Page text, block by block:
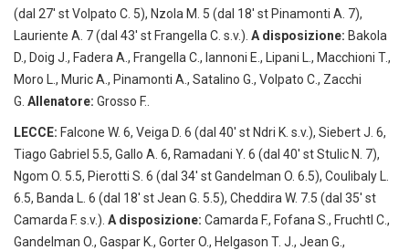
(dal 27′ st Volpato C. 5), Nzola M. 5 (dal 18′ st Pinamonti A. 7),
Lauriente A. 7 (dal 43′ st Frangella C. s.v.). A disposizione: Bakola
D., Doig J., Fadera A., Frangella C., Iannoni E., Lipani L., Macchioni T.,
Moro L., Muric A., Pinamonti A., Satalino G., Volpato C., Zacchi
G. Allenatore: Grosso F..
LECCE: Falcone W. 6, Veiga D. 6 (dal 40′ st Ndri K. s.v.), Siebert J. 6,
Tiago Gabriel 5.5, Gallo A. 6, Ramadani Y. 6 (dal 40′ st Stulic N. 7),
Ngom O. 5.5, Pierotti S. 6 (dal 34′ st Gandelman O. 6.5), Coulibaly L.
6.5, Banda L. 6 (dal 18′ st Jean G. 5.5), Cheddira W. 7.5 (dal 35′ st
Camarda F. s.v.). A disposizione: Camarda F., Fofana S., Fruchtl C.,
Gandelman O., Gaspar K., Gorter O., Helgason T. J., Jean G.,